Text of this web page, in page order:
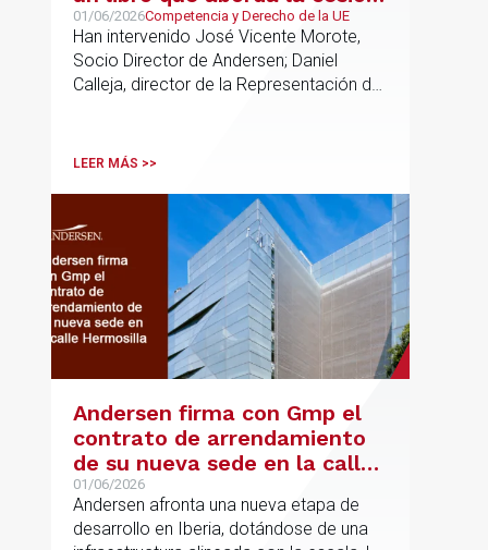
de soberanía y la primacía
del Derecho de la UE en las
constituciones europeas
01/06/2026Competencia y Derecho de la UE
Han intervenido José Vicente Morote,
Socio Director de Andersen; Daniel
Calleja, director de la Representación de
jurídico y académico
LEER MÁS >>
Andersen firma con Gmp el
contrato de arrendamiento
de su nueva sede en la calle
Hermosilla
01/06/2026
Andersen afronta una nueva etapa de
desarrollo en Iberia, dotándose de una